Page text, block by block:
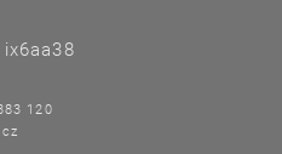
120